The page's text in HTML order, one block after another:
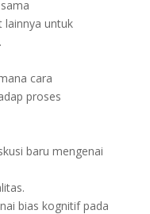
lainnya untuk
cara
proses
baru mengenai
bias kognitif pada